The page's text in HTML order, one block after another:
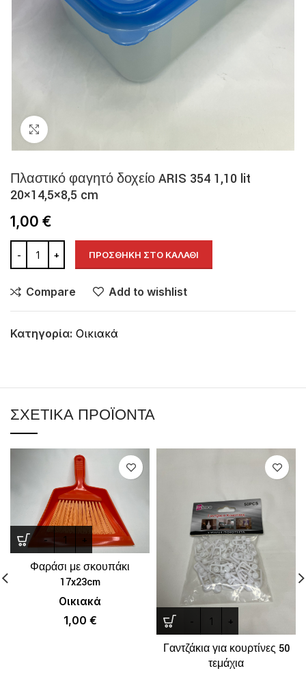
Πλαστικό φαγητό δοχείο ARIS 354 1,10 lit
20×14,5×8,5 cm
1,00 €
ΠΡΟΣΘΉΚΗ ΣΤΟ ΚΑΛΆΘΙ
Compare Add to wishlist
Κατηγορία: Οικιακά
ΣΧΕΤΙΚΆ ΠΡΟΪΌΝΤΑ
Φαράσι με σκουπάκι
17x23cm
Οικιακά
1,00 €
Γαντζάκια για κουρτίνες 50
τεμάχια